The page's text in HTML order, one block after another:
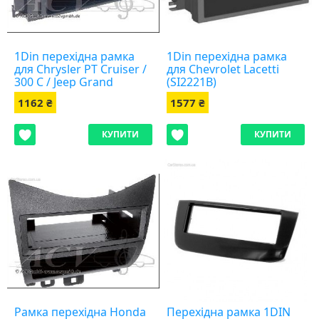
1Din перехідна рамка
для Chrysler PT Cruiser /
300 C / Jeep Grand
Cherokee, Dodge Caliber
(281145-05)
1162 ₴
КУПИТИ
1Din перехідна рамка
для Chevrolet Lacetti
(SI2221B)
1577 ₴
КУПИТИ
Рамка перехідна Honda
Перехідна рамка 1DIN